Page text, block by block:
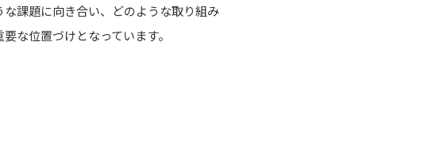
課題に向き合い、どのような取り組み
な位置づけとなっています。